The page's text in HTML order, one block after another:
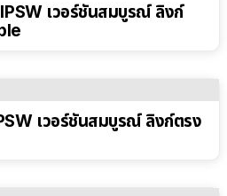
IPSW เวอร์ชันสมบูรณ์ ลิงก์
เวอร์ชันสมบูรณ์ ลิงก์ตรง